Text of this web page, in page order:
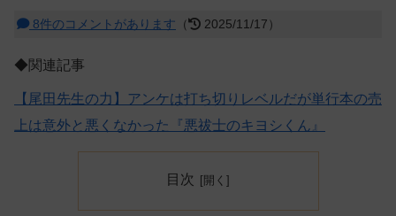
8件のコメントがあります （ 2025/11/17）
◆関連記事
【尾田先生の力】アンケは打ち切りレベルだが単行本の売
上は意外と悪くなかった『悪祓士のキヨシくん』
目次